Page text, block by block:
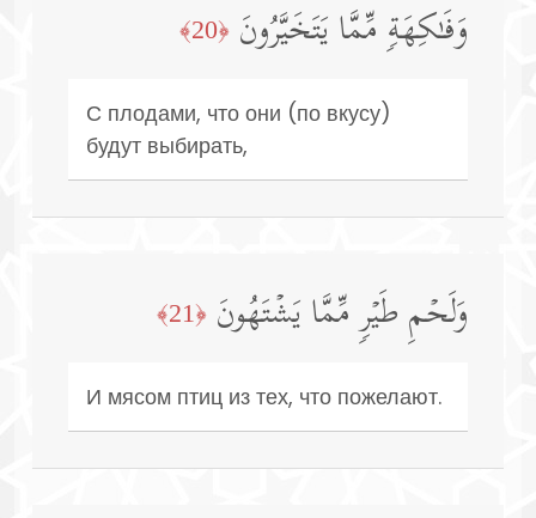
وَفَـٰكِهَةࣲ مِّمَّا یَتَخَیَّرُونَ ﴿20﴾
С плодами, что они (по вкусу)
будут выбирать,
وَلَحۡمِ طَیۡرࣲ مِّمَّا یَشۡتَهُونَ ﴿21﴾
И мясом птиц из тех, что пожелают.